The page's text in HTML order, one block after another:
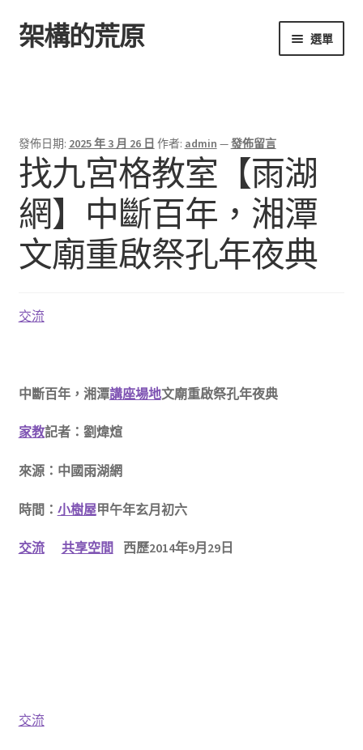
跳
至
跳
至
架構的荒原 選單
發佈日期: 2025 年 3 月 26 日 作者: admin —發佈留言
找九宮格教室【雨湖
網】中斷百年，湘潭
文廟重啟祭孔年夜典
交流
中斷百年，湘潭講座場地文廟重啟祭孔年夜典
家教記者：劉煒煊
來源：中國雨湖網
時間： 小樹屋甲午年玄月初六
交流 共享空間 西歷2014年9月29日
交流